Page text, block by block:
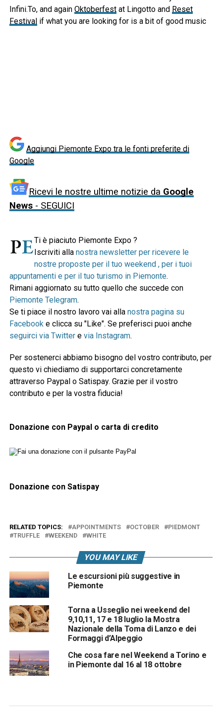
Infini.To, and again Oktoberfestat Lingotto and Reset
Festivalif what you are looking for is a bit of good music
Aggiungi Piemonte Expo tra le fonti preferite di
Google
Ricevi le nostre ultime notizie da Google
News- SEGUICI
Ti è piaciuto Piemonte Expo ?
Iscriviti alla nostra newsletter per ricevere le
nostre proposte per il tuo weekend , per i tuoi
appuntamenti e per il tuo turismo in Piemonte.
Rimani aggiornato su tutto quello che succede con
Piemonte Telegram.
Se ti piace il nostro lavoro vai alla nostra pagina su
Facebooke clicca su "Like". Se preferisci puoi anche
seguirci via Twittere via Instagram.
Per sostenerci abbiamo bisogno del vostro contributo, per
questo vi chiediamo di supportarci concretamente
attraverso Paypal o Satispay. Grazie per il vostro
contributo e per la vostra fiducia!
Donazione con Paypal o carta di credito
Donazione con Satispay
RELATED TOPICS: APPOINTMENTS OCTOBER
PIEDMONT
TRUFFLE
WEEKEND WHITE
YOU MAY LIKE
Le escursioni più suggestive in
Piemonte
Torna a Usseglio nei weekend del
9,10,11, 17 e 18 luglio la Mostra
Nazionale della Toma di Lanzo e dei
Formaggi d’Alpeggio
Che cosa fare nel Weekend a Torino e
in Piemonte dal 16 al 18 ottobre